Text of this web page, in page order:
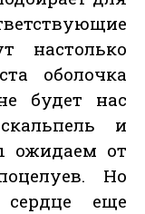
настолько
оболочка
будет нас
и
ожидаем от
Но
сердце еще